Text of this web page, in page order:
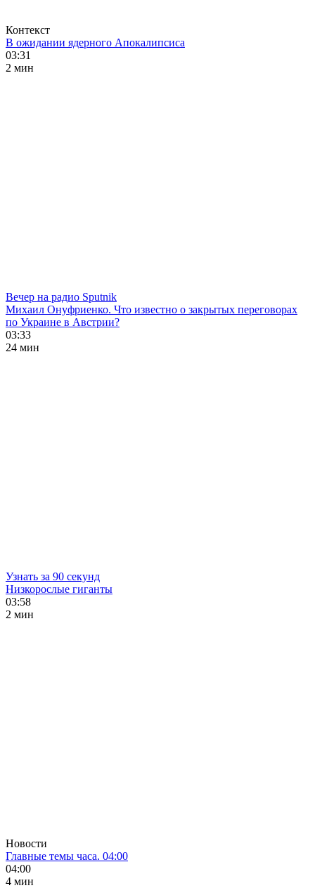
Контекст
В ожидании ядерного Апокалипсиса
03:31
2 мин
Вечер на радио Sputnik
Михаил Онуфриенко. Что известно о закрытых переговорах
по Украине в Австрии?
03:33
24 мин
Узнать за 90 секунд
Низкорослые гиганты
03:58
2 мин
Новости
Главные темы часа. 04:00
04:00
4 мин